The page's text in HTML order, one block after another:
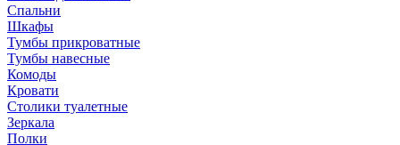
Спальни
Шкафы
Тумбы прикроватные
Тумбы навесные
Комоды
Кровати
Столики туалетные
Зеркала
Полки